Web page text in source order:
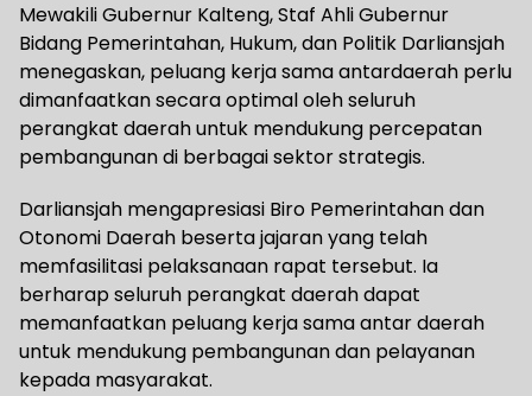
Mewakili Gubernur Kalteng, Staf Ahli Gubernur
Bidang Pemerintahan, Hukum, dan Politik Darliansjah
menegaskan, peluang kerja sama antardaerah perlu
dimanfaatkan secara optimal oleh seluruh
perangkat daerah untuk mendukung percepatan
pembangunan di berbagai sektor strategis.
Darliansjah mengapresiasi Biro Pemerintahan dan
Otonomi Daerah beserta jajaran yang telah
memfasilitasi pelaksanaan rapat tersebut. Ia
berharap seluruh perangkat daerah dapat
memanfaatkan peluang kerja sama antar daerah
untuk mendukung pembangunan dan pelayanan
kepada masyarakat.